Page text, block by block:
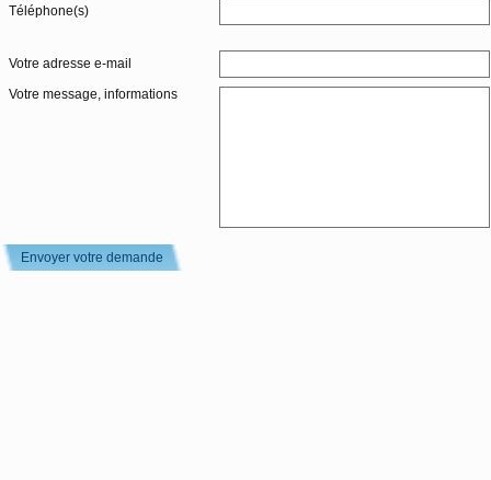
Téléphone(s)
Votre adresse e-mail
Votre message, informations
Envoyer votre demande